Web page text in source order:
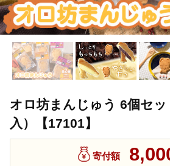
オロ坊まんじゅう 6個セッ
入）【17101】
寄付額